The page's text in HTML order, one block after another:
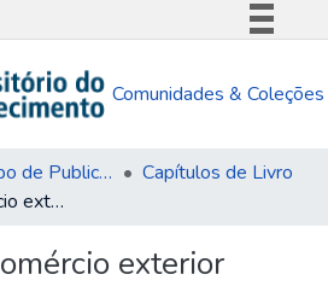
Comunica BR
Acesso à informação
Comunidades & Coleções
Navegar por Tipo de Publicação
Capítulos de Livro
A Política de comércio exterior
exterior